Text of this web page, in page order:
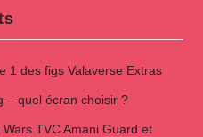
1 des figs Valaverse Extras
– quel écran choisir ?
TVC Amani Guard et